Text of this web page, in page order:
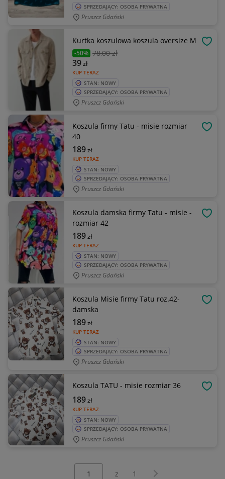
SPRZEDAJĄCY: OSOBA PRYWATNA
Pruszcz Gdański
Kurtka koszulowa koszula oversize M
-50% 78,00 zł
KUP TERAZ
39zł
STAN: NOWY
SPRZEDAJĄCY: OSOBA PRYWATNA
Pruszcz Gdański
Koszula firmy Tatu - misie rozmiar
40
KUP TERAZ
189zł
STAN: NOWY
SPRZEDAJĄCY: OSOBA PRYWATNA
Pruszcz Gdański
Koszula damska firmy Tatu - misie -
rozmiar 42
KUP TERAZ
189zł
STAN: NOWY
SPRZEDAJĄCY: OSOBA PRYWATNA
Pruszcz Gdański
Koszula Misie firmy Tatu roz.42-
damska
KUP TERAZ
189zł
STAN: NOWY
SPRZEDAJĄCY: OSOBA PRYWATNA
Pruszcz Gdański
Koszula TATU - misie rozmiar 36
KUP TERAZ
189zł
STAN: NOWY
SPRZEDAJĄCY: OSOBA PRYWATNA
Pruszcz Gdański
z 1 Następna strona